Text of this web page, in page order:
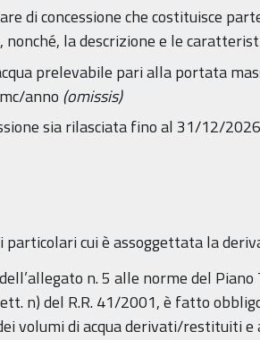
di concessione che costituisce
la descrizione e le
prelevabile pari alla portata
anno (omissis)
sia rilasciata fino al 31/12/2026
cui è assoggettata la
n. 5 alle norme del
n) del R.R. 41/2001, è fatto
volumi di acqua derivati/restituiti